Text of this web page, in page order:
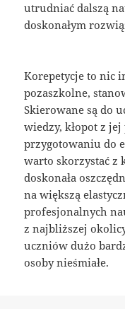
utrudniać dalszą
doskonałym
Korepetycje to nic
pozaszkolne,
Skierowane są do
wiedzy, kłopot z
przygotowaniu do
warto skorzystać z
doskonała
na większą
profesjonalnych
z najbliższej
uczniów dużo
osoby nieśmiałe.